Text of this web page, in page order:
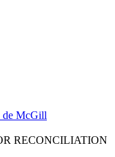
de McGill
RECONCILIATION